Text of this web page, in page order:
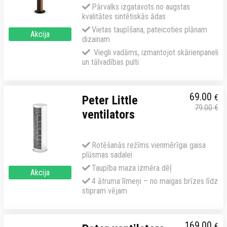
Akcija
Pārvalks izgatavots no augstas
kvalitātes sintētiskās ādas
Vietas taupīšana, pateicoties plānam
dizainam
Viegli vadāms, izmantojot skārienpaneli
un tālvadības pulti
Akcija
69.00€
79.00€
Peter Little
ventilators
Rotēšanās režīms vienmērīgai gaisa
plūsmas sadalei
Taupība maza izmēra dēļ
4 ātruma līmeņi – no maigas brīzes līdz
stipram vējam